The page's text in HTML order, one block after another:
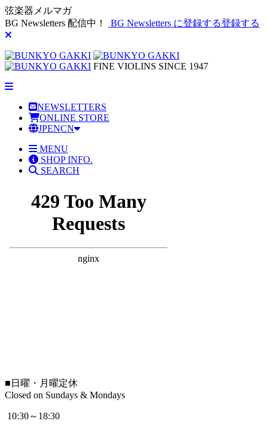
弦楽器メルマガ
BG Newsletters 配信中！
BG Newsletters に登録する登録する
FINE VIOLINS SINCE 1947
NEWSLETTERS
ONLINE STORE
JPENCN
MENU
SHOP INFO.
SEARCH
■ 日曜・月曜定休
Closed on Sundays & Mondays
10:30～18:30